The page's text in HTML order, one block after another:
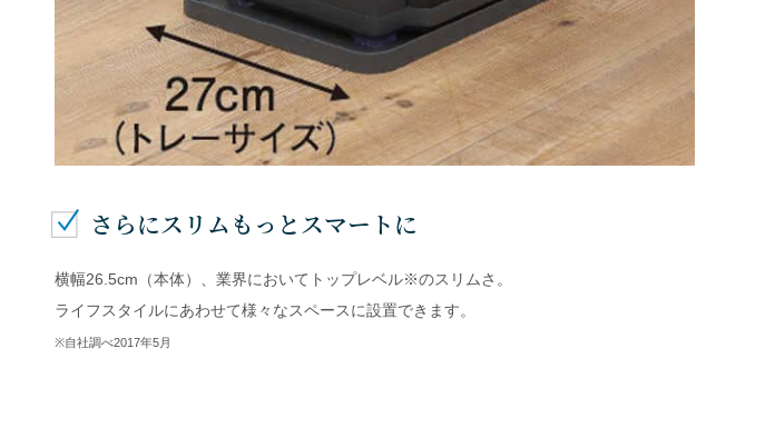
さらにスリムもっとスマートに
横幅26.5cm（本体）、業界においてトップレベル※のスリムさ。
ライフスタイルにあわせて様々なスペースに設置できます。
※自社調べ2017年5月